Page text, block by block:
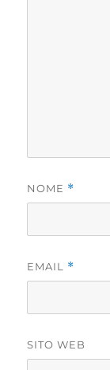
NOME *
EMAIL *
SITO WEB